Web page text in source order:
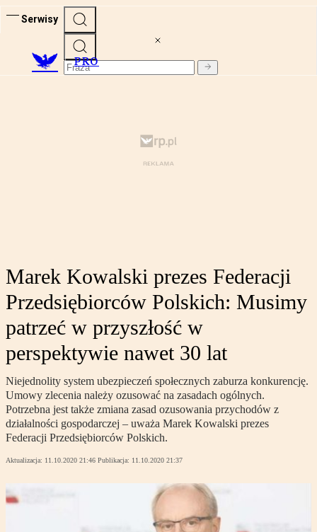
Serwisy
PRO
Marek Kowalski prezes Federacji
Przedsiębiorców Polskich: Musimy
patrzeć w przyszłość w
perspektywie nawet 30 lat
Niejednolity system ubezpieczeń społecznych zaburza konkurencję.
Umowy zlecenia należy ozusować na zasadach ogólnych.
Potrzebna jest także zmiana zasad ozusowania przychodów z
działalności gospodarczej – uważa Marek Kowalski prezes
Federacji Przedsiębiorców Polskich.
Aktualizacja: 11.10.2020 21:46 Publikacja: 11.10.2020 21:37